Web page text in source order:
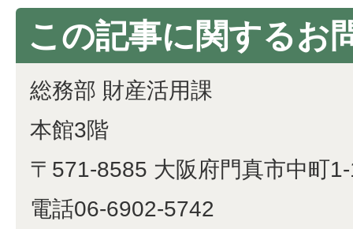
この記事に関するお
総務部 財産活用課
本館3階
〒571-8585 大阪府門真市中町
電話06-6902-5742